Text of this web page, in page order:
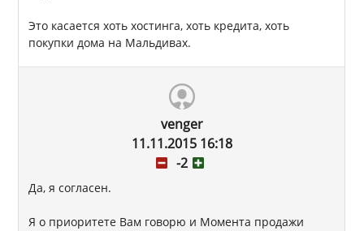
Это касается хоть хостинга, хоть кредита, хоть
покупки дома на Мальдивах.
venger
11.11.2015 16:18
-2
Да, я согласен.
Я о приоритете Вам говорю и Момента продажи